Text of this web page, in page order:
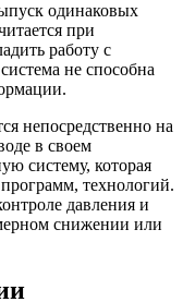
одинаковых
при
работу с
не способна
непосредственно на
в своем
систему, которая
программ, технологий.
давления и
снижении или